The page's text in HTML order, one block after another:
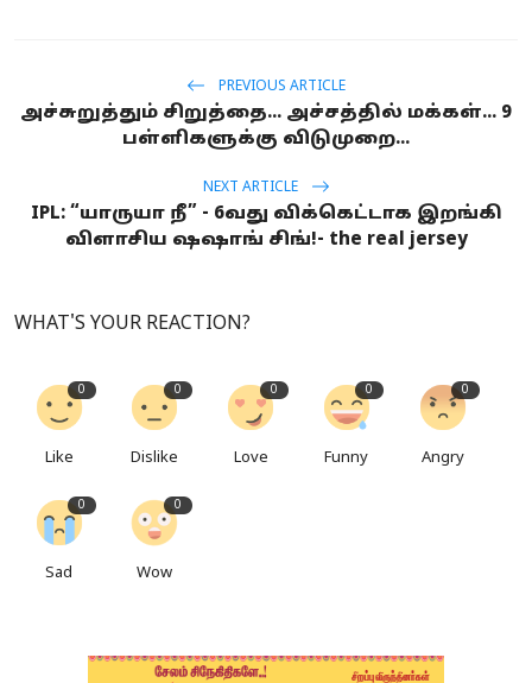
PREVIOUS ARTICLE
அச்சுறுத்தும் சிறுத்தை... அச்சத்தில் மக்கள்... 9
பள்ளிகளுக்கு விடுமுறை...
NEXT ARTICLE
IPL: “யாருயா நீ” - 6வது விக்கெட்டாக இறங்கி
விளாசிய ஷஷாங் சிங்!- the real jersey
WHAT'S YOUR REACTION?
0
Like
0
Dislike
0
Love
0
Funny
0
Angry
0
Sad
0
Wow